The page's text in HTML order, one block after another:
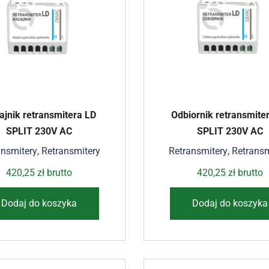
, Retransmitery
retransmitera LD
SPLIT 230V AC
420,25zł brutto
Dodaj do koszyka
Retransmitery,
Odbiornik
SPLIT 230V AC
420,25 złbrutto
Dodaj do koszyka